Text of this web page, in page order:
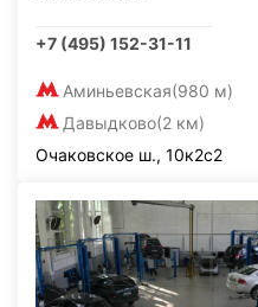
+7 (495) 152-31-11
Аминьевская(980 м)
Давыдково(2 км)
Очаковское ш., 10к2с2